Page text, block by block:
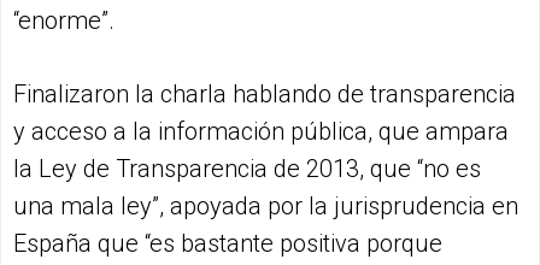
“enorme”.
Finalizaron la charla hablando de transparencia
y acceso a la información pública, que ampara
la Ley de Transparencia de 2013, que “no es
una mala ley”, apoyada por la jurisprudencia en
España que “es bastante positiva porque